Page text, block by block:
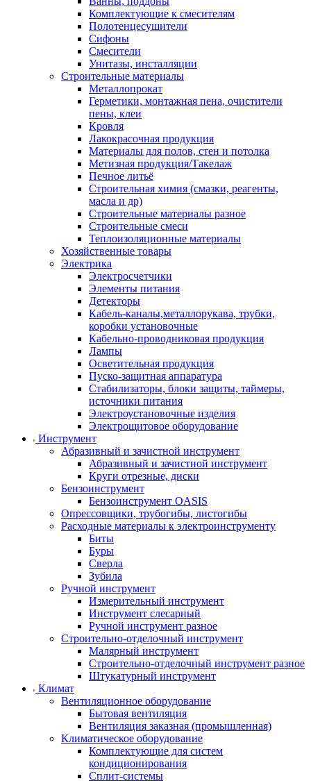
Комплектующие к смесителям
Полотенцесушители
Сифоны
Смесители
Унитазы, инсталляции
Строительные материалы
Металлопрокат
Герметики, монтажная пена, очистители
пены, клеи
Кровля
Лакокрасочная продукция
Материалы для полов, стен и потолка
Метизная продукция/Такелаж
Печное литьё
Строительная химия (смазки, реагенты,
масла и др)
Строительные материалы разное
Строительные смеси
Теплоизоляционные материалы
Хозяйственные товары
Электрика
Электросчетчики
Элементы питания
Детекторы
Кабель-каналы,металлорукава, трубки,
коробки установочные
Кабельно-проводниковая продукция
Лампы
Осветительная продукция
Пуско-защитная аппаратура
Стабилизаторы, блоки защиты, таймеры,
источники питания
Электроустановочные изделия
Электрощитовое оборудование
Инструмент
Абразивный и зачистной инструмент
Абразивный и зачистной инструмент
Круги отрезные, диски
Бензоинструмент
Бензоинструмент OASIS
Опрессовщики, трубогибы, листогибы
Расходные материалы к электроинструменту
Биты
Буры
Сверла
Зубила
Ручной инструмент
Измерительный инструмент
Инструмент слесарный
Ручной инструмент разное
Строительно-отделочный инструмент
Малярный инструмент
Строительно-отделочный инструмент разное
Штукатурный инструмент
Климат
Вентиляционное оборудование
Бытовая вентиляция
Вентиляция заказная (промышленная)
Климатическое оборудование
Комплектующие для систем
кондиционирования
Сплит-системы